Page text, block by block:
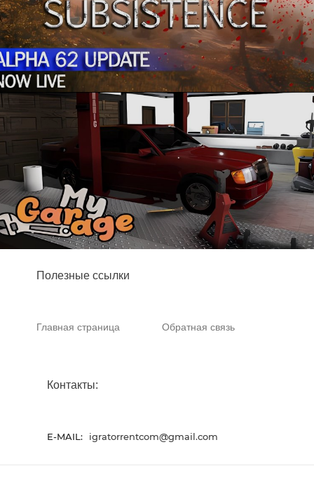
Полезные ссылки
Главная страница Обратная связь
Контакты:
E-MAIL: igratorrentcom@gmail.com